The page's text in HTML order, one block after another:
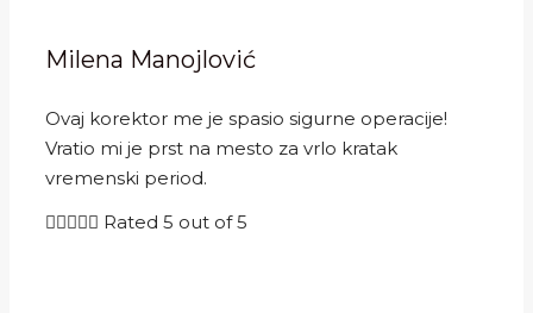
Milena Manojlović
Ovaj korektor me je spasio sigurne operacije!
Vratio mi je prst na mesto za vrlo kratak
vremenski period.
 Rated 5 out of 5